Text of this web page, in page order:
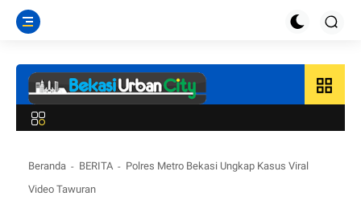
grid_view
Beranda BERITA
Polres Metro Bekasi Ungkap Kasus Viral
Video Tawuran